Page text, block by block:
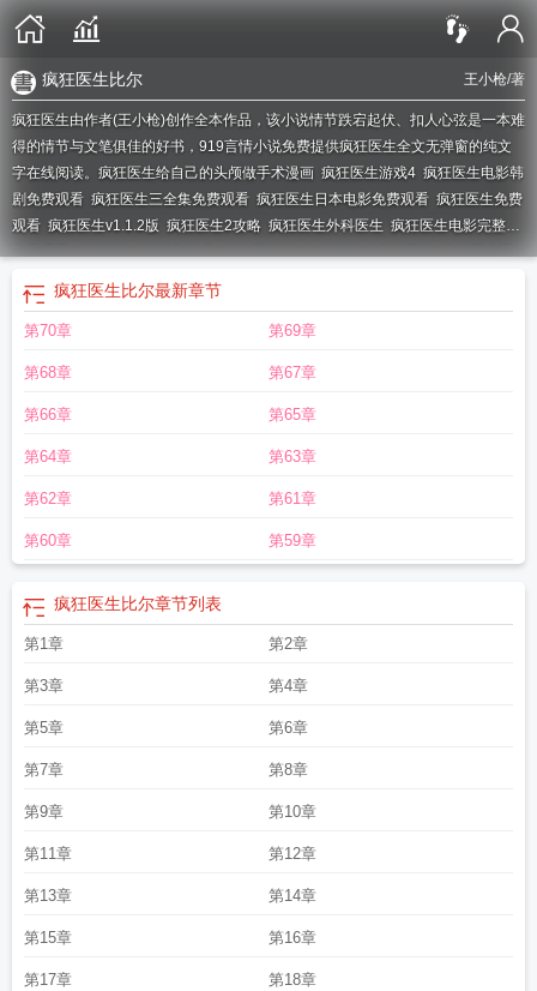
王小枪/著
疯狂医生比尔
疯狂医生由作者(王小枪)创作全本作品，该小说情节跌宕起伏、扣人心弦是一本难
得的情节与文笔俱佳的好书，919言情小说免费提供疯狂医生全文无弹窗的纯文
字在线阅读。 疯狂医生给自己的头颅做手术漫画 疯狂医生游戏4 疯狂医生电影韩
剧免费观看 疯狂医生三全集免费观看 疯狂医生日本电影免费观看 疯狂医生免费
观看 疯狂医生v1.1.2版 疯狂医生2攻略 疯狂医生外科医生 疯狂医生电影完整版
免费观看疯狂医生2电视剧免费疯狂医生 游戏假面骑士疯狂医生疯狂医生无
限金币版免费
疯狂医生全身检查
戏笔趣阁
狂医生游戏破解版
疯狂医生用吸尘器打胎疯狂医生1982美国电影
生日本动画片
疯狂医生比尔 疯狂医生爱上我
无限金币免广告
米老鼠疯狂医生
金币钻石版
疯狂医生(1982)
狂医生2
疯狂医生维特斯疯狂医生百花榜
实验疯狂医生安装 疯狂医生破解版免广告
生1982免费观看高清版疯狂医生的复活执念疯狂医生4破解版内置菜单电影疯
狂医生疯狂医生爱上我在线观看
集crazydoctor疯狂医生疯狂医生ios假面骑士drive疯狂医生疯狂医生用吸尘
器生宝宝的视频
疯狂医生无限金币
币 疯狂医生无广告版本 疯狂医生免费阅读 疯狂医生牙医
生的城堡宝箱怎么拿
疯狂医生维克多
生漫画
疯狂医生芙兰
狂医生国语版免费
疯狂医生维特斯在线观看疯狂医生游戏
在线观看
疯狂医生打针视频
品疯狂医生模组 疯狂医生1攻略图文
疯狂医生比尔最新章节
第70章 第69章
第68章 第67章
第66章 第65章
第64章 第63章
第62章 第61章
第60章 第59章
疯狂医生比尔章节列表
第1章 第2章
第3章 第4章
第5章 第6章
第7章 第8章
第9章 第10章
第11章 第12章
第13章 第14章
第15章 第16章
第17章 第18章